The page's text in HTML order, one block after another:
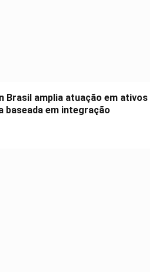
Brasil amplia atuação em ativos
baseada em integração